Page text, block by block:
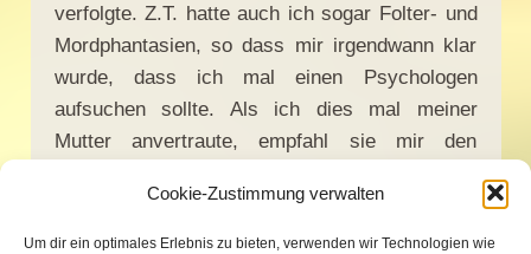
Cookie-Zustimmung verwalten
Um dir ein optimales Erlebnis zu bieten, verwenden wir Technologien wie
verfolgte. Z.T. hatte auch ich sogar Folter- und
Mordphantasien, so dass mir irgendwann klar
wurde, dass ich mal einen Psychologen
aufsuchen sollte. Als ich dies mal meiner
Mutter anvertraute, empfahl sie mir den
Scharmbeck, weil er bibelgläubig sei und sie
bei ihm auch schon in Therapie war. Ich rief ihn